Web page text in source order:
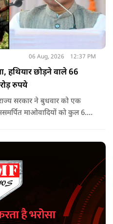
06 Aug, 2026 12:37 PM
हथियार छोड़ने वाले 66
रुपये
सरकार ने बुधवार को एक
माओवादियों को कुल 6.60